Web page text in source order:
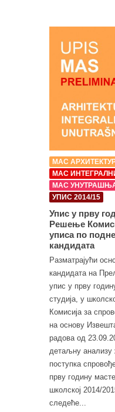
МАС
МАС
МАС
УПИС 2014/15
Упис у прву
Решење
уписа по
кандидата
Разматрајући
кандидата на
упис у прву
студија, у
Комисија за
на основу
радова од
детаљну анализу
поступка
прву годину
школској 2014/
следеће...